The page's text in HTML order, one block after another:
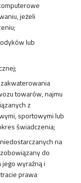
jeżeli
lub
towarów, najmu
z
sportowymi lub
świadczenia;
na
do
jego wyraźną i
prawa